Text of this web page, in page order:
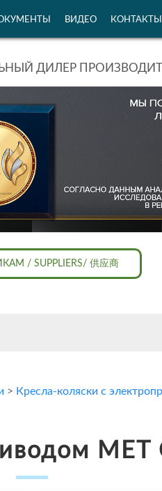
ВИДЕО КОНТАКТЫ
ДИЛЕР
/ SUPPLIERS/ 供应商
> Кресла-коляски с